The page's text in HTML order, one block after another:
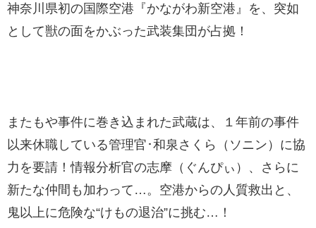
神奈川県初の国際空港『かながわ新空港』を、突如
として獣の面をかぶった武装集団が占拠！
またもや事件に巻き込まれた武蔵は、１年前の事件
以来休職している管理官･和泉さくら（ソニン）に協
力を要請！情報分析官の志摩（ぐんぴぃ）、さらに
新たな仲間も加わって…。空港からの人質救出と、
鬼以上に危険な“けもの退治”に挑む…！